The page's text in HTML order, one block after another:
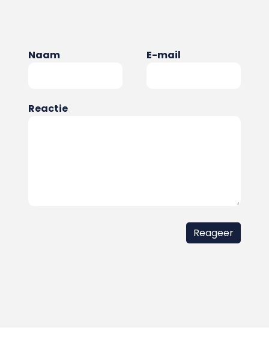
Naam E-mail
Reactie